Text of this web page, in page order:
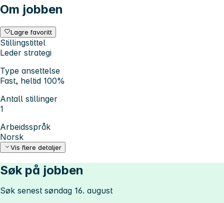
Om jobben
Lagre favoritt
Stillingstittel
Leder strategi
Type ansettelse
Fast, heltid 100%
Antall stillinger
1
Arbeidsspråk
Norsk
Vis flere detaljer
Søk på jobben
Søk senest søndag 16. august